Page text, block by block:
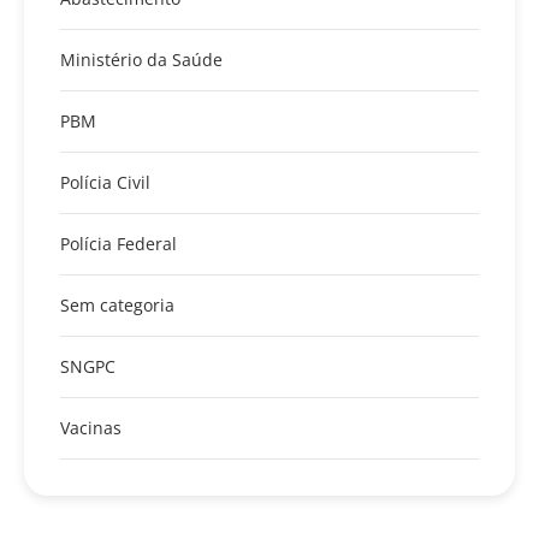
Ministério da Saúde
PBM
Polícia Civil
Polícia Federal
Sem categoria
SNGPC
Vacinas